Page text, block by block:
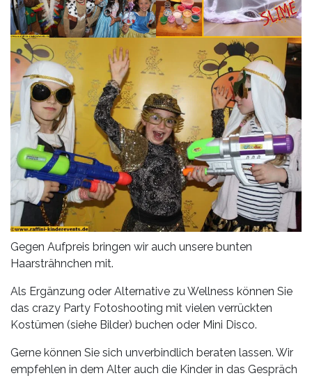
Gegen Aufpreis bringen wir auch unsere bunten
Haarsträhnchen mit.
Als Ergänzung oder Alternative zu Wellness können Sie
das crazy Party Fotoshooting mit vielen verrückten
Kostümen (siehe Bilder) buchen oder Mini Disco.
Gerne können Sie sich unverbindlich beraten lassen. Wir
empfehlen in dem Alter auch die Kinder in das Gespräch